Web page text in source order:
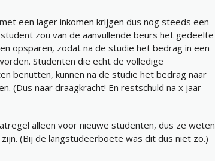
een lager inkomen krijgen dus nog steeds een
zou van de aanvullende beurs het gedeelte
opsparen, zodat na de studie het bedrag in een
Studenten die echt de volledige
benutten, kunnen na de studie het bedrag naar
(Dus naar draagkracht! En restschuld na x jaar
alleen voor nieuwe studenten, dus ze weten
(Bij de langstudeerboete was dit dus niet zo.)